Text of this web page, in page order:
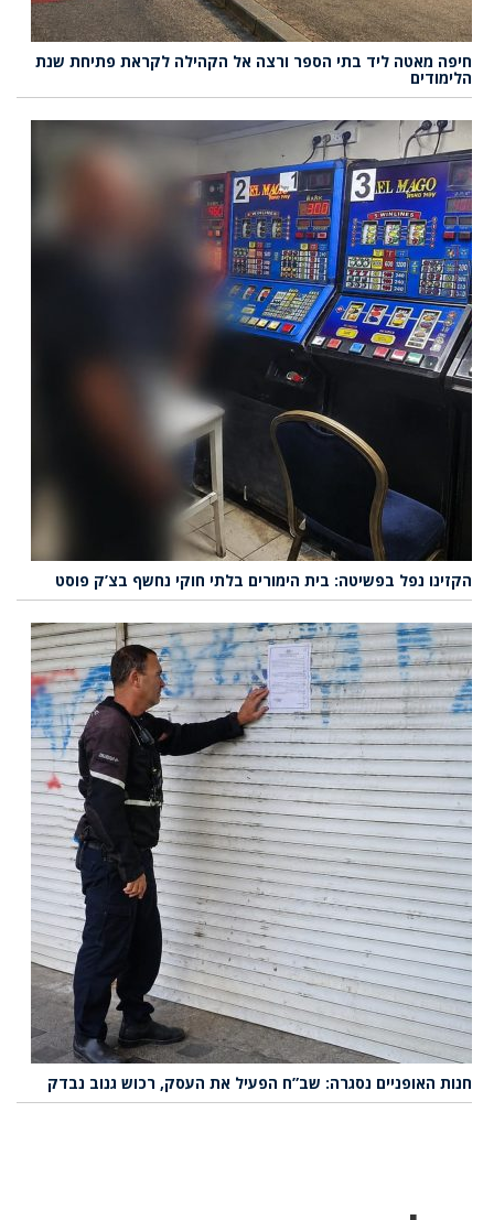
חיפה מאטה ליד בתי הספר ורצה אל הקהילה לקראת פתיחת שנת
הלימודים
הקזינו נפל בפשיטה: בית הימורים בלתי חוקי נחשף בצ’ק פוסט
חנות האופניים נסגרה: שב”ח הפעיל את העסק, רכוש גנוב נבדק